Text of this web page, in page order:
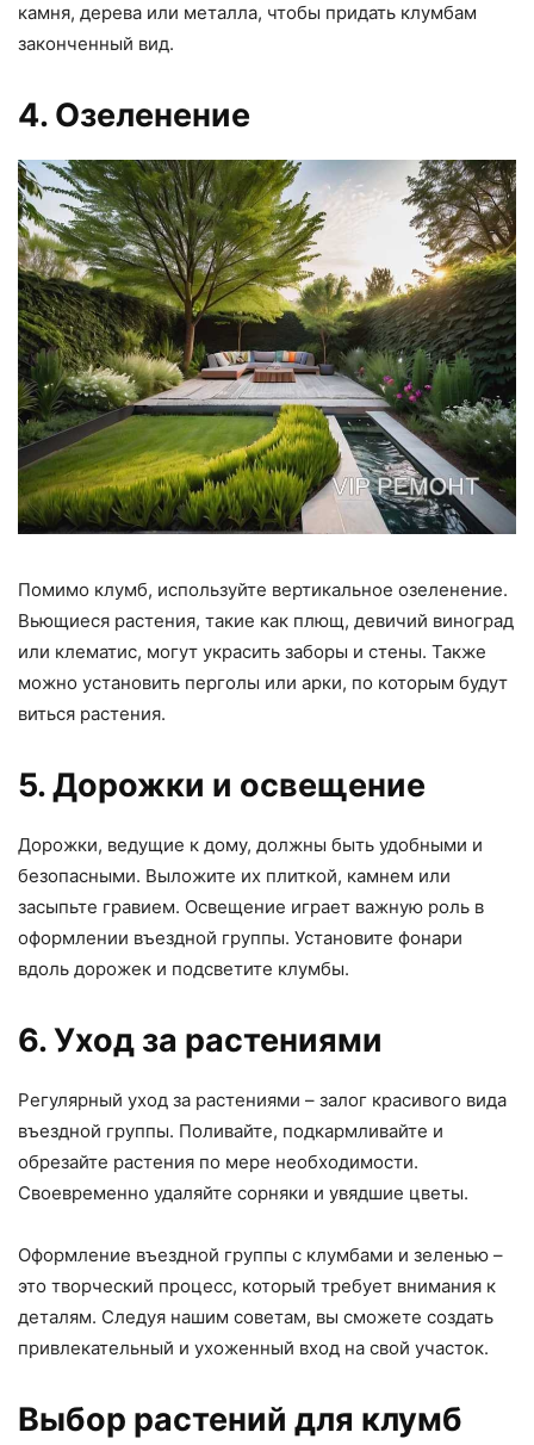
камня, дерева или металла, чтобы придать клумбам
законченный вид.
4. Озеленение
Помимо клумб, используйте вертикальное озеленение.
Вьющиеся растения, такие как плющ, девичий виноград
или клематис, могут украсить заборы и стены. Также
можно установить перголы или арки, по которым будут
виться растения.
5. Дорожки и освещение
Дорожки, ведущие к дому, должны быть удобными и
безопасными. Выложите их плиткой, камнем или
засыпьте гравием. Освещение играет важную роль в
оформлении въездной группы. Установите фонари
вдоль дорожек и подсветите клумбы.
6. Уход за растениями
Регулярный уход за растениями – залог красивого вида
въездной группы. Поливайте, подкармливайте и
обрезайте растения по мере необходимости.
Своевременно удаляйте сорняки и увядшие цветы.
Оформление въездной группы с клумбами и зеленью –
это творческий процесс, который требует внимания к
деталям. Следуя нашим советам, вы сможете создать
привлекательный и ухоженный вход на свой участок.
Выбор растений для клумб